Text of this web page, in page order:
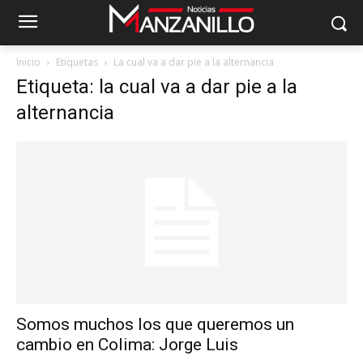
Inicio Etiquetas La cual va a dar pie a la alternancia
Etiqueta: la cual va a dar pie a la
alternancia
Somos muchos los que queremos un
cambio en Colima: Jorge Luis